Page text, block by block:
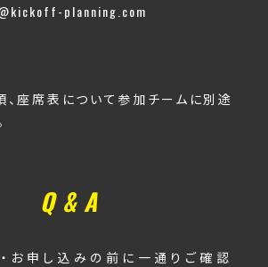
planning.com
座席表について参加チームに別途
Q & A
お申し込みの前に一通りご確認